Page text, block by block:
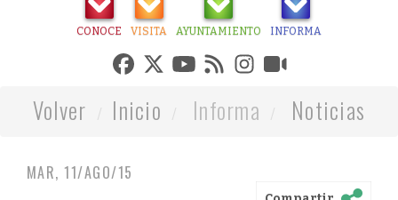
CONOCE VISITA AYUNTAMIENTO INFORMA
Volver Inicio Informa Noticias
MAR, 11/AGO/15